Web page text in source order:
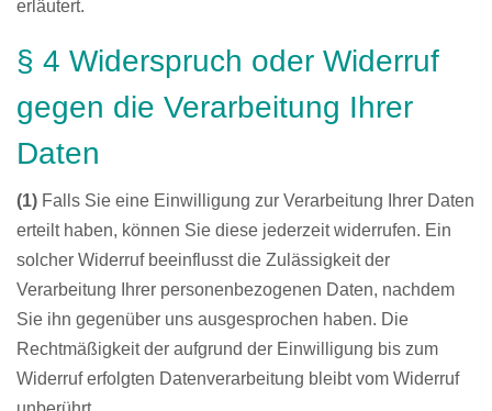
erläutert.
§ 4 Widerspruch oder Widerruf
gegen die Verarbeitung Ihrer
Daten
(1) Falls Sie eine Einwilligung zur Verarbeitung Ihrer Daten
erteilt haben, können Sie diese jederzeit widerrufen. Ein
solcher Widerruf beeinflusst die Zulässigkeit der
Verarbeitung Ihrer personenbezogenen Daten, nachdem
Sie ihn gegenüber uns ausgesprochen haben. Die
Rechtmäßigkeit der aufgrund der Einwilligung bis zum
Widerruf erfolgten Datenverarbeitung bleibt vom Widerruf